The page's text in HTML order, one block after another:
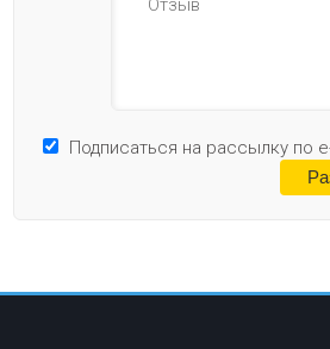
Подписаться на рассылку по